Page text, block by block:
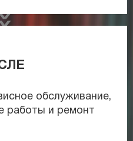
обслуживание,
работы и ремонт